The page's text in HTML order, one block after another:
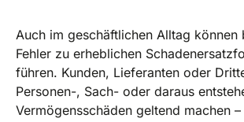
Auch im geschäftlichen Alltag können
Fehler zu erheblichen
führen. Kunden, Lieferanten oder
Personen-, Sach- oder daraus
Vermögensschäden geltend machen